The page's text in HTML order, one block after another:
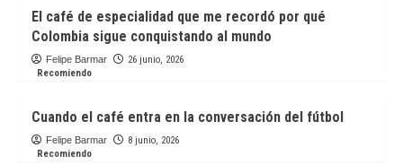
El café de especialidad que me recordó por qué
Colombia sigue conquistando al mundo
Felipe Barmar
26 junio, 2026
Recomiendo
Cuando el café entra en la conversación del fútbol
Felipe Barmar
8 junio, 2026
Recomiendo